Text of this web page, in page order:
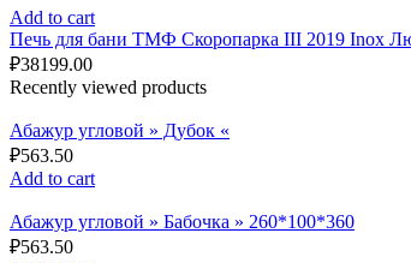
Add to cart
Печь для бани ТМФ Скоропарка III 2019 Inox
₽38199.00
Recently viewed products
Абажур угловой » Дубок «
₽563.50
Add to cart
Абажур угловой » Бабочка » 260*100*360
₽563.50